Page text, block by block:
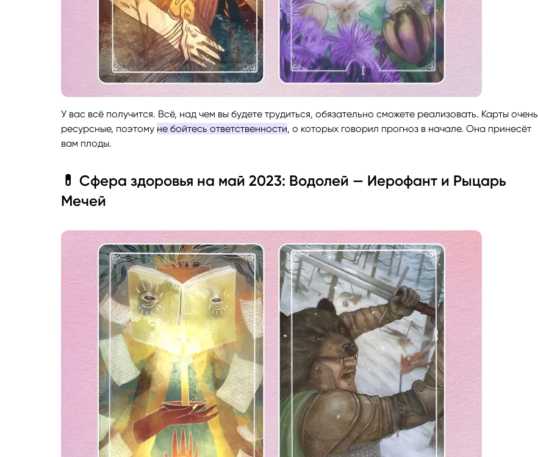
У вас всё получится. Всё, над чем вы будете трудиться, обязательно сможете реализовать. Карты очень
ресурсные, поэтому не бойтесь ответственности, о которых говорил прогноз в начале. Она принесёт
вам плоды.
💊 Сфера здоровья на май 2023: Водолей — Иерофант и Рыцарь
Мечей